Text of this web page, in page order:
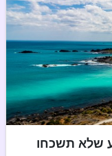
שלא תשכחו